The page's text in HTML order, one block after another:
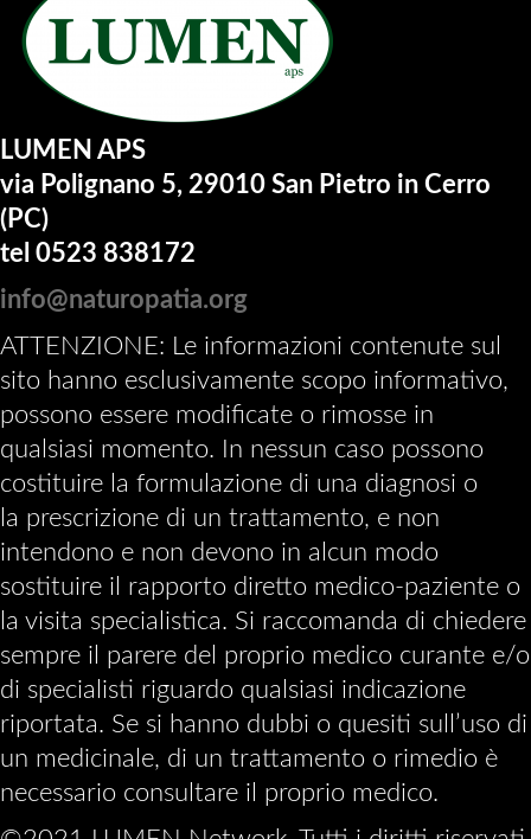
LUMEN APS
via Polignano 5, 29010 San Pietro in Cerro
(PC)
tel 0523 838172
info@naturopatia.org
ATTENZIONE: Le informazioni contenute sul
sito hanno esclusivamente scopo informativo,
possono essere modificate o rimosse in
qualsiasi momento. In nessun caso possono
costituire la formulazione di una diagnosi o
la prescrizione di un trattamento, e non
intendono e non devono in alcun modo
sostituire il rapporto diretto medico-paziente o
la visita specialistica. Si raccomanda di chiedere
sempre il parere del proprio medico curante e/o
di specialisti riguardo qualsiasi indicazione
riportata. Se si hanno dubbi o quesiti sull’uso di
un medicinale, di un trattamento o rimedio è
necessario consultare il proprio medico.